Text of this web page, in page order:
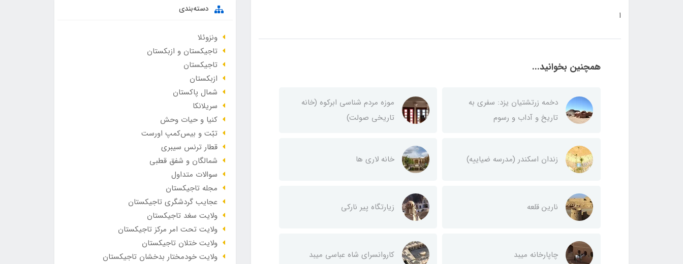
ا
همچنین بخوانید...
دخمه زرتشتیان یزد: سفری به
تاریخ و آداب و رسوم
موزه مردم شناسی ابرکوه (خانه
تاریخی صولت)
زندان اسکندر (مدرسه ضیاییه) خانه لاری ها
نارین قلعه زیارتگاه پیر نارکی
چاپارخانه میبد کاروانسرای شاه عباسی میبد
دسته‌بندی
ونزوئلا
تاجیکستان و ازبکستان
تاجیکستان
ازبکستان
شمال پاکستان
سریلانکا
کنیا و حیات وحش
تبّت و بیس‌کمپ اورست
قطار ترنس سیبری
شمالگان و شفق قطبی
سوالات متداول
مجله تاجیکستان
عجایب گردشگری تاجیکستان
ولایت سغد تاجیکستان
ولایت تحت امر مرکز تاجیکستان
ولایت ختلان تاجیکستان
ولایت خودمختار بدخشان تاجیکستان